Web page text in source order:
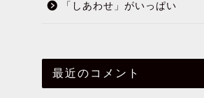
「しあわせ」がいっぱい
最近のコメント